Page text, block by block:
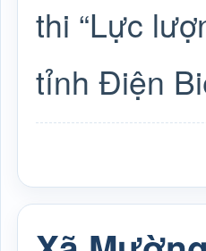
thi “Lực
tỉnh Điện